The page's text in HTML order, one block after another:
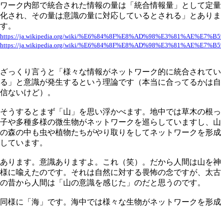
ワーク内部で統合された情報の量は「統合情報量」として定量
化され、その量は意識の量に対応しているとされる」とありま
す。
https://ja.wikipedia.org/wiki/
https://ja.wikipedia.org/wiki/
ざっくり言うと「様々な情報がネットワーク的に統合されてい
る」と意識が発生するという理論です（本当に合ってるかは自
信ないけど）。
そうするとまず「山」を思い浮かべます。地中では草木の根っ
子や多種多様の微生物がネットワークを巡らしていますし、山
の森の中も虫や植物たちがやり取りをしてネットワークを形成
しています。
あります。意識ありますよ。これ（笑）。だから人間は山を神
様に喩えたのです。それは自然に対する畏怖の念ですが、太古
の昔から人間は「山の意識を感じた」のだと思うのです。
同様に「海」です。海中では様々な生物がネットワークを形成